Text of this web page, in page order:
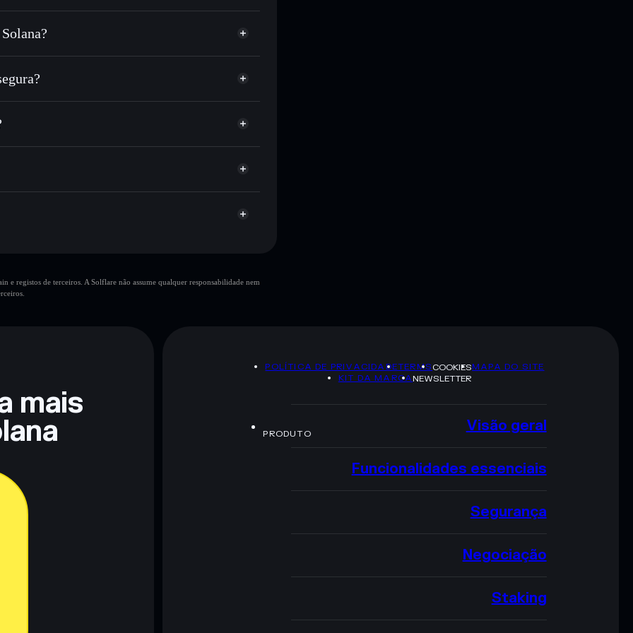
milhares de outros tokens Solana com
em CLOD
as carteiras usando o Agregador de
não-custodial Solflare
única carteira
e registos de terceiros. A Solflare não assume qualquer responsabilidade nem
mais
POLÍTICA DE PRIVACIDADETERMSCOOKIESMAPA DO SITE
KIT DA MARCANEWSLETTER
PRODUTO Visão geral
Funcionalidades essenciais
Segurança
Negociação
Staking